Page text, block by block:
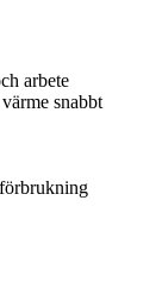
arbete
snabbt